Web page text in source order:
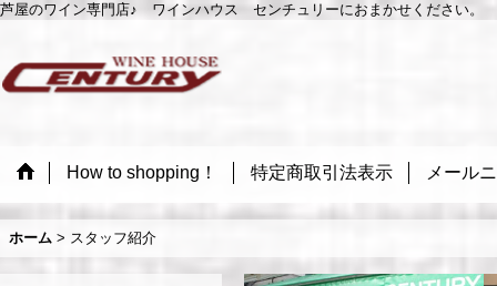
芦屋のワイン専門店♪ ワインハウス センチュリーにおまかせください。
How to shopping！ 特定商取引法表示 メール
ホーム > スタッフ紹介